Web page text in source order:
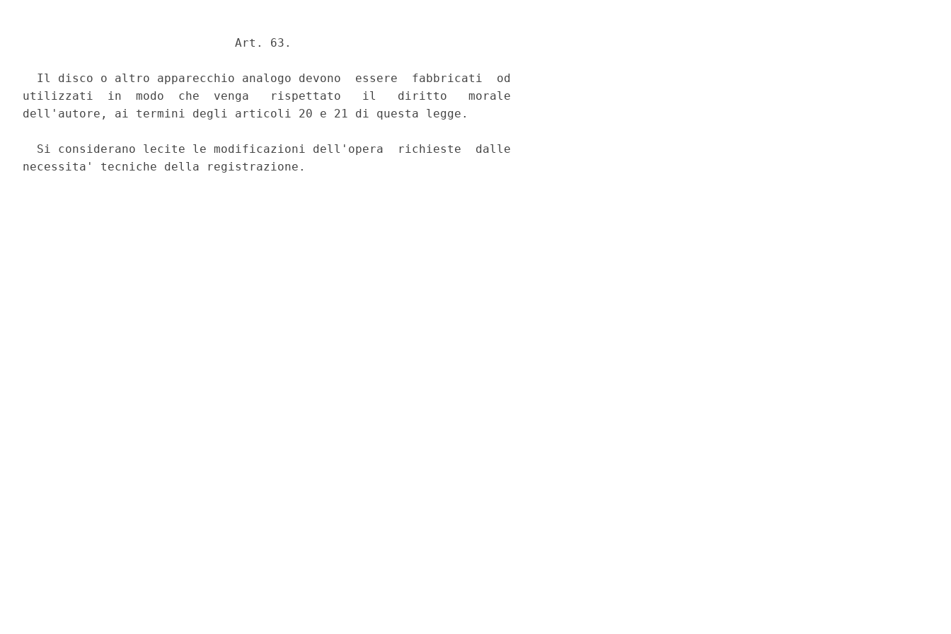
                              Art. 63.
  Il disco o altro apparecchio analogo devono  essere  fabbricati  od
utilizzati  in  modo  che  venga   rispettato   il   diritto   morale
dell'autore, ai termini degli articoli 20 e 21 di questa legge.
  Si considerano lecite le modificazioni dell'opera  richieste  dalle